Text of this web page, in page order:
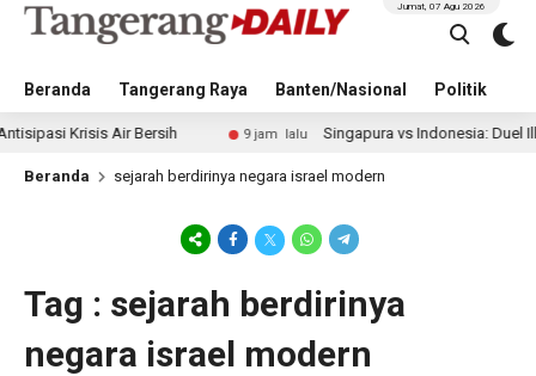
Beranda Tangerang Raya Banten/Nasional Politik
Jumat, 07 Agu 2026
Krisis Air Bersih 9 jam lalu Singapura vs Indonesia: Duel Ilhan
Beranda sejarah berdirinya negara israel modern
Tag : sejarah berdirinya
negara israel modern